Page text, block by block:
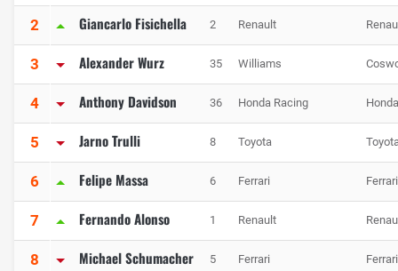
2 Giancarlo Fisichella 2 Renault
3 Alexander Wurz 35 Williams
4 Anthony Davidson 36 Honda Racing Honda
5 Jarno Trulli 8 Toyota
6 Felipe Massa 6 Ferrari Ferrari
7 Fernando Alonso 1 Renault
8 Michael Schumacher 5 Ferrari Ferrari